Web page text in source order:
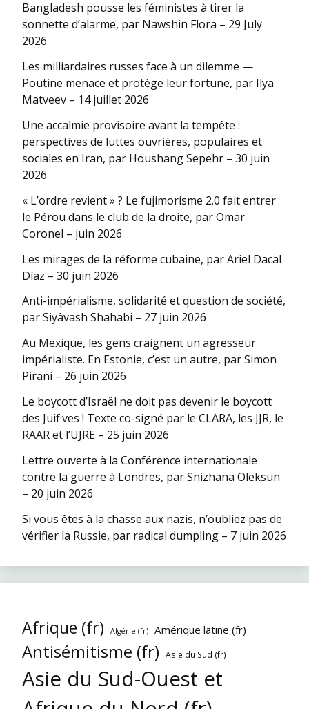
Bangladesh pousse les féministes à tirer la
sonnette d’alarme, par Nawshin Flora – 29 July
2026
Les milliardaires russes face à un dilemme —
Poutine menace et protège leur fortune, par Ilya
Matveev – 14 juillet 2026
Une accalmie provisoire avant la tempête :
perspectives de luttes ouvrières, populaires et
sociales en Iran, par Houshang Sepehr – 30 juin
2026
« L’ordre revient » ? Le fujimorisme 2.0 fait entrer
le Pérou dans le club de la droite, par Omar
Coronel – juin 2026
Les mirages de la réforme cubaine, par Ariel Dacal
Díaz – 30 juin 2026
Anti-impérialisme, solidarité et question de société,
par Siyâvash Shahabi – 27 juin 2026
Au Mexique, les gens craignent un agresseur
impérialiste. En Estonie, c’est un autre, par Simon
Pirani – 26 juin 2026
Le boycott d’Israël ne doit pas devenir le boycott
des Juif·ves ! Texte co-signé par le CLARA, les JJR, le
RAAR et l’UJRE – 25 juin 2026
Lettre ouverte à la Conférence internationale
contre la guerre à Londres, par Snizhana Oleksun
– 20 juin 2026
Si vous êtes à la chasse aux nazis, n’oubliez pas de
vérifier la Russie, par radical dumpling – 7 juin 2026
Afrique (fr) Algérie (fr) Amérique latine (fr)
Antisémitisme (fr) Asie du Sud (fr)
Asie du Sud-Ouest et